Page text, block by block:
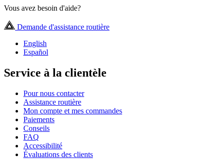
Vous avez besoin d'aide?
Demande d'assistance routière
English
Español
Service à la clientèle
Pour nous contacter
Assistance routière
Mon compte et mes commandes
Paiements
Conseils
FAQ
Accessibilité
Évaluations des clients